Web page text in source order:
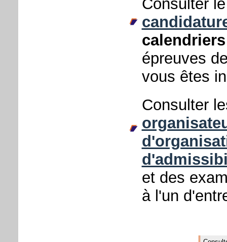
Consulter
épreuves
vous êtes
Consulter
et des
à l'un